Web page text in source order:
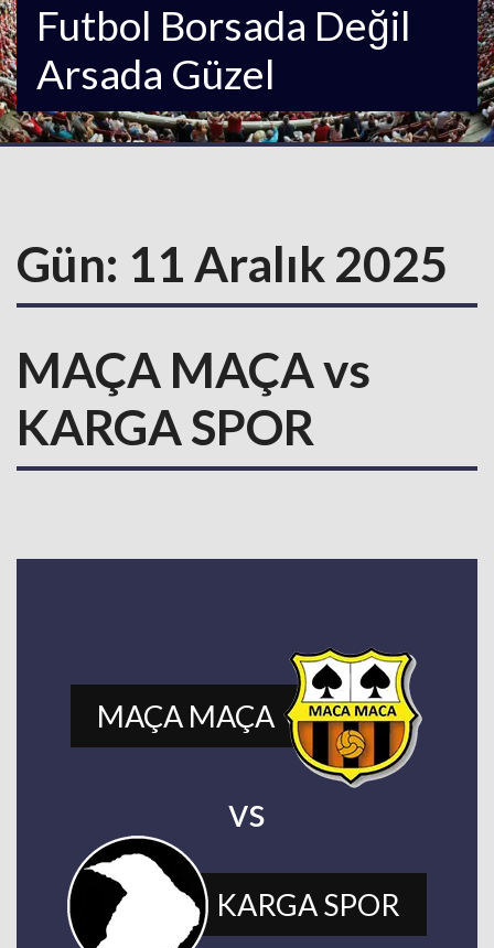
Futbol Borsada Değil
Arsada Güzel
Gün: 11 Aralık 2025
MAÇA MAÇA vs
KARGA SPOR
MAÇA MAÇA
vs
KARGA SPOR